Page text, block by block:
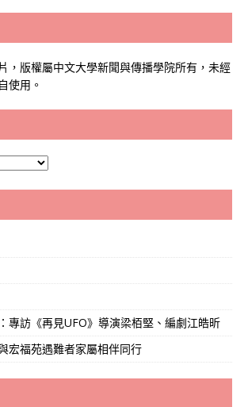
，版權屬中文大學新聞與傳播學院所有，未經
使用。
專訪《再見UFO》導演梁栢堅、編劇江皓昕
福苑遇難者家屬相伴同行